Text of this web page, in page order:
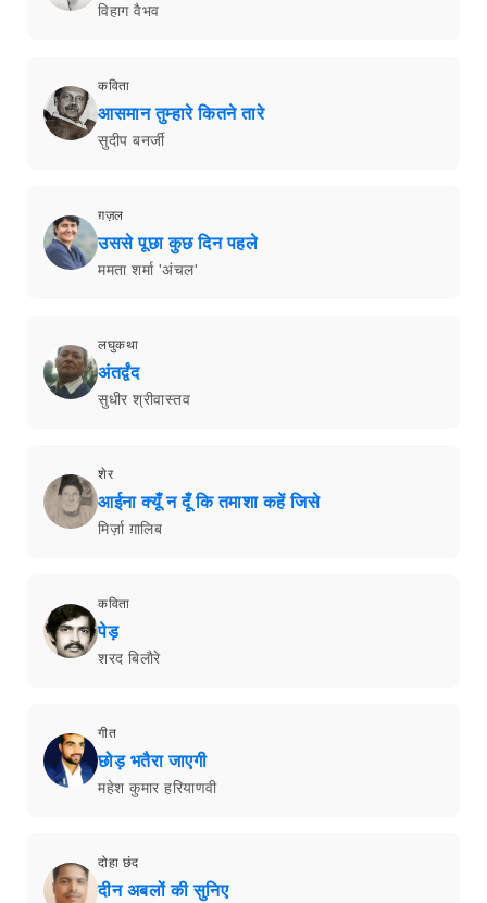
विहाग वैभव
कविता
आसमान तुम्हारे कितने तारे
सुदीप बनर्जी
ग़ज़ल
उससे पूछा कुछ दिन पहले
ममता शर्मा 'अंचल'
लघुकथा
अंतर्द्वंद
सुधीर श्रीवास्तव
शेर
आईना क्यूँ न दूँ कि तमाशा कहें जिसे
मिर्ज़ा ग़ालिब
कविता
पेड़
शरद बिलाैरे
गीत
छोड़ भतैरा जाएगी
महेश कुमार हरियाणवी
दोहा छंद
दीन अबलों की सुनिए